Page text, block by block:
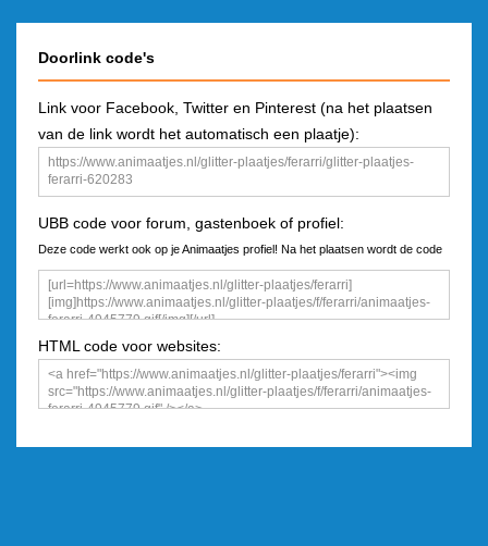
Doorlink code's
Link voor Facebook, Twitter en Pinterest (na het plaatsen
van de link wordt het automatisch een plaatje):
UBB code voor forum, gastenboek of profiel:
Deze code werkt ook op je Animaatjes profiel! Na het plaatsen wordt de code
een plaatje
HTML code voor websites: